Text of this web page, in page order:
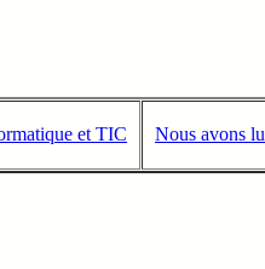
et TIC Nous avons lu